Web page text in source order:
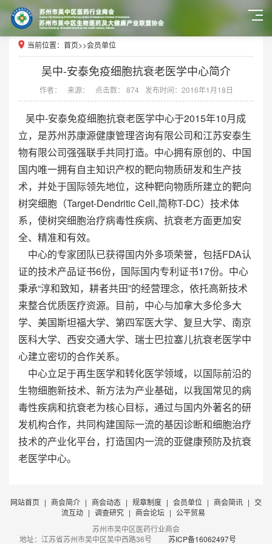
当前位置： 首页>>会员单位
吴中-安泰免疫细胞抗衰老医学中心简介
作者： 来源： 点击数： 874 发布时间：2016年1月18日
吴中-安泰免疫细胞抗衰老医学中心于2015年10月成
立，是苏州苏康源健康管理咨询有限公司和江苏安泰生
物有限公司强强联手共同打造。中心拥有原创的、中国
国内唯一拥有自主知识产权的靶向物质研发和生产技
术，并处于国际领先地位，这种靶向物质所建立的靶向
树突细胞（Target-Dendritic Cell,简称T-DC）技术体
系，使树突细胞治疗病毒性疾病、抗衰老方面更加安
全、精准和有效。
中心的专家团队已获得国内外多项荣誉，包括FDA认
证的技术产品证书6份，国际国内专利证书17份。中心
秉承“淳和致知，耕者共田”的经营理念，依托高新技术
来整合优质医疗资源。目前，中心与加拿大多伦多大
学、美国斯坦福大学、第四军医大学、复旦大学、南京
医科大学、西安交通大学、瑞士巴拉塞儿抗衰老医学中
心建立密切的合作关系。
中心立足于再生医学和转化医学领域，以国际前沿的
生物细胞新技术、新方法为产业基础，以我国常见的病
毒性疾病和抗衰老为核心目标，通过与国内外著名的研
发机构合作，共同构建国际一流的基因诊断和细胞治疗
技术的产业化平台，打造国内一流的亚健康预防及抗衰
老医学中心。
网站首页 | 商会简介 | 商会动态 | 规章制度 | 会员单位 | 商会简讯 | 交
流互动 | 调查研究 | 商会论坛 | 公平贸易
苏州市吴中区医药行业商会
地址：江苏省苏州市吴中区吴中西路36号
苏ICP备16062497号